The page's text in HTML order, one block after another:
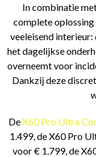
In combinatie
complete
veeleisend
het dagelijkse
overneemt voor
Dankzij deze
DeX60 Pro Ultra
1.499, de X60 Pro
voor € 1.799, de